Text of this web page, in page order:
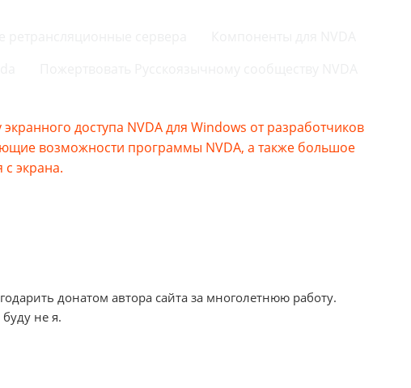
доступа NVDA для Windows от разработчиков
возможности программы NVDA, а также большое
экрана.
донатом автора сайта за многолетнюю работу.
не я.